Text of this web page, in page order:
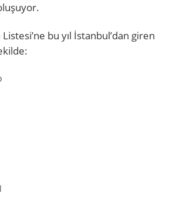
bu yıl İstanbul’dan giren